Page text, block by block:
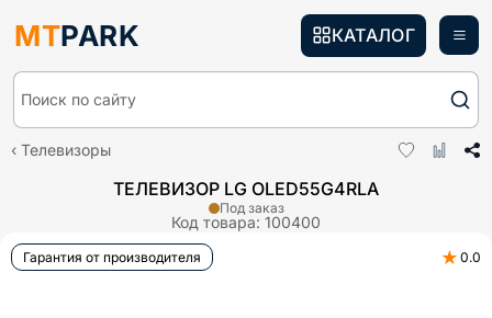
MTPARK
Поиск по сайту
КАТАЛОГ
Телевизоры
ТЕЛЕВИЗОР LG OLED55G4RLA
Код товара: 100400
Под заказ
Гарантия от производителя ★ 0.0